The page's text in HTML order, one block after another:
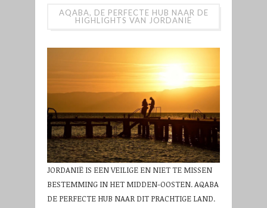
AQABA, DE PERFECTE HUB NAAR DE
HIGHLIGHTS VAN JORDANIË
JORDANIË IS EEN VEILIGE EN NIET TE MISSEN
BESTEMMING IN HET MIDDEN-OOSTEN. AQABA
DE PERFECTE HUB NAAR DIT PRACHTIGE LAND.